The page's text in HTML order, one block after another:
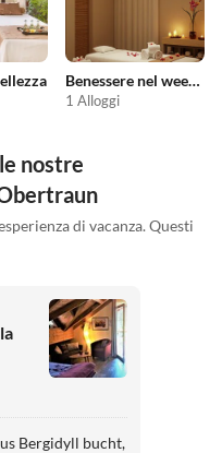
Benessere nel weekend
1 Alloggi
nostre
di vacanza. Questi
Bergidyll bucht,